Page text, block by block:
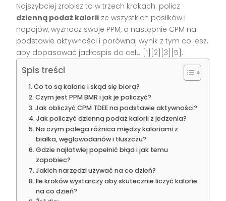
Najszybciej zrobisz to w trzech krokach: policz
dzienną podaż kalorii ze wszystkich posiłków i
napojów, wyznacz swoje PPM, a następnie CPM na
podstawie aktywności i porównaj wynik z tym co jesz,
aby dopasować jadłospis do celu [1][2][3][5].
Spis treści
Co to są kalorie i skąd się biorą?
Czym jest PPM BMR i jak je policzyć?
Jak obliczyć CPM TDEE na podstawie aktywności?
Jak policzyć dzienną podaż kalorii z jedzenia?
Na czym polega różnica między kaloriami z
białka, węglowodanów i tłuszczu?
Gdzie najłatwiej popełnić błąd i jak temu
zapobiec?
Jakich narzędzi używać na co dzień?
Ile kroków wystarczy aby skutecznie liczyć kalorie
na co dzień?